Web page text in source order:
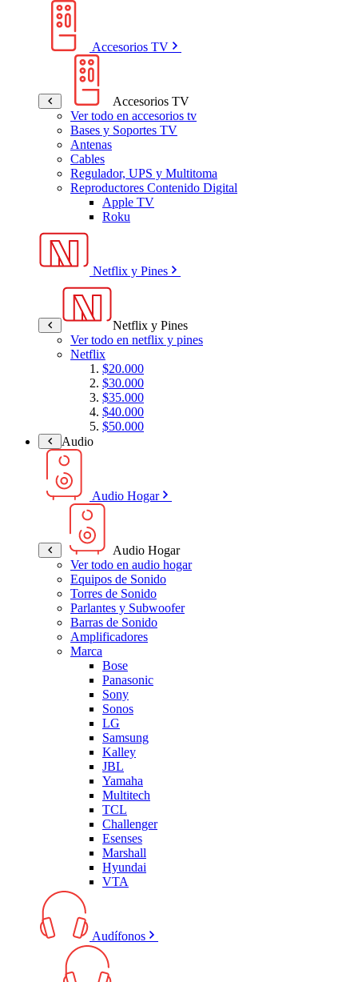
Accesorios TV
Accesorios TV
Ver todo en accesorios tv
Bases y Soportes TV
Antenas
Cables
Regulador, UPS y Multitoma
Reproductores Contenido Digital
Apple TV
Roku
Netflix y Pines
Netflix y Pines
Ver todo en netflix y pines
Netflix
$20.000
$30.000
$35.000
$40.000
$50.000
Audio
Audio Hogar
Audio Hogar
Ver todo en audio hogar
Equipos de Sonido
Torres de Sonido
Parlantes y Subwoofer
Barras de Sonido
Amplificadores
Marca
Bose
Panasonic
Sony
Sonos
LG
Samsung
Kalley
JBL
Yamaha
Multitech
TCL
Challenger
Esenses
Marshall
Hyundai
VTA
Audífonos